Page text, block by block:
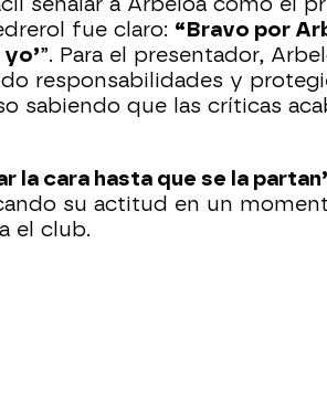
fue claro: “Bravo por
”. Para el presentador,
responsabilidades y
sabiendo que las críticas
la cara hasta que se la
su actitud en un
el club.